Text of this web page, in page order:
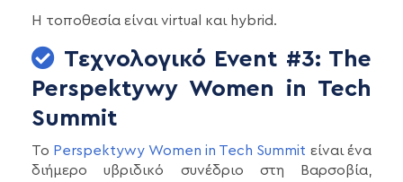
Η τοποθεσία είναι virtual και hybrid.
Τεχνολογικό Event #3: The
Perspektywy Women in Tech
Summit
Το Perspektywy Women in Tech Summit είναι ένα
διήμερο υβριδικό συνέδριο στη Βαρσοβία,